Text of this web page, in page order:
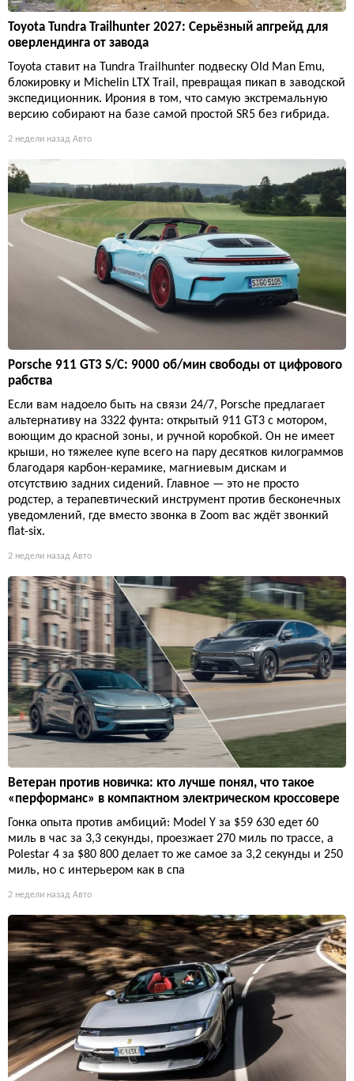
Toyota Tundra Trailhunter 2027: Серьёзный апгрейд для
оверлендинга от завода
Toyota ставит на Tundra Trailhunter подвеску Old Man Emu,
блокировку и Michelin LTX Trail, превращая пикап в заводской
экспедиционник. Ирония в том, что самую экстремальную
версию собирают на базе самой простой SR5 без гибрида.
2 недели назад Авто
Porsche 911 GT3 S/C: 9000 об/мин свободы от цифрового
рабства
Если вам надоело быть на связи 24/7, Porsche предлагает
альтернативу на 3322 фунта: открытый 911 GT3 с мотором,
воющим до красной зоны, и ручной коробкой. Он не имеет
крыши, но тяжелее купе всего на пару десятков килограммов
благодаря карбон-керамике, магниевым дискам и
отсутствию задних сидений. Главное — это не просто
родстер, а терапевтический инструмент против бесконечных
уведомлений, где вместо звонка в Zoom вас ждёт звонкий
flat-six.
2 недели назад Авто
Ветеран против новичка: кто лучше понял, что такое
«перформанс» в компактном электрическом кроссовере
Гонка опыта против амбиций: Model Y за $59 630 едет 60
миль в час за 3,3 секунды, проезжает 270 миль по трассе, а
Polestar 4 за $80 800 делает то же самое за 3,2 секунды и 250
миль, но с интерьером как в спа
2 недели назад Авто